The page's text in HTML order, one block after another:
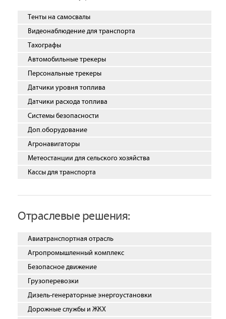
Тенты на самосвалы
Видеонаблюдение для транспорта
Тахографы
Автомобильные трекеры
Персональные трекеры
Датчики уровня топлива
Датчики расхода топлива
Системы безопасности
Доп.оборудование
Агронавигаторы
Метеостанции для сельского хозяйства
Кассы для транспорта
Отраслевые решения:
Авиатранспортная отрасль
Агропромышленный комплекс
Безопасное движение
Грузоперевозки
Дизель-генераторные энергоустановки
Дорожные службы и ЖКХ